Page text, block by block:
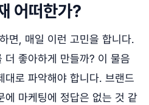
어떠한가?
면, 매일 이런 고민을 합니다.
더 좋아하게 만들까? 이 물음
대로 파악해야 합니다. 브랜드
에 마케팅에 정답은 없는 것 같